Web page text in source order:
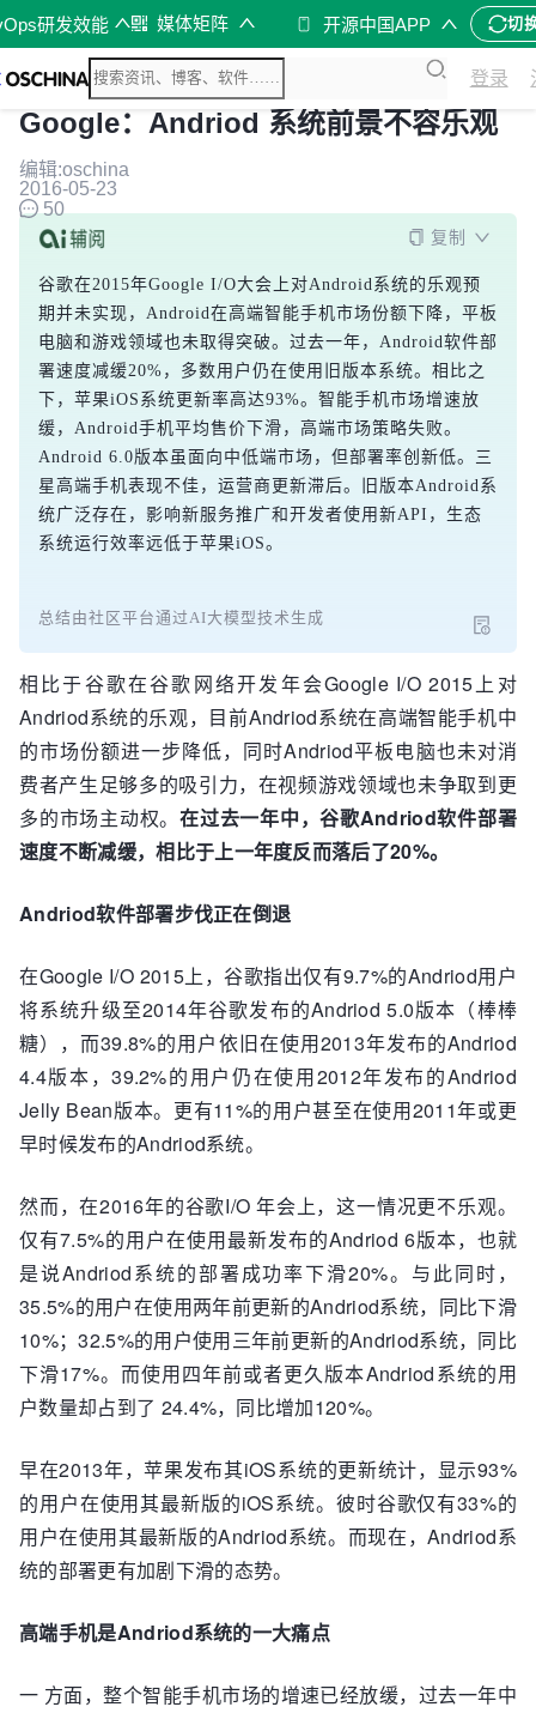
研发效能 媒体矩阵 开源中国APP 切
登录
Google：Andriod 系统前景不容乐观
编辑:oschina
2016-05-23
50
复制
谷歌在2015年Google I/O大会上对Android系统的乐观预
期并未实现，Android在高端智能手机市场份额下降，平板
电脑和游戏领域也未取得突破。过去一年，Android软件部
署速度减缓20%，多数用户仍在使用旧版本系统。相比之
下，苹果iOS系统更新率高达93%。智能手机市场增速放
缓，Android手机平均售价下滑，高端市场策略失败。
Android 6.0版本虽面向中低端市场，但部署率创新低。三
星高端手机表现不佳，运营商更新滞后。旧版本Android系
统广泛存在，影响新服务推广和开发者使用新API，生态
系统运行效率远低于苹果iOS。
总结由社区平台通过AI大模型技术生成
相比于谷歌在谷歌网络开发年会Google I/O 2015上对
Andriod系统的乐观，目前Andriod系统在高端智能手机中
的市场份额进一步降低，同时Andriod平板电脑也未对消
费者产生足够多的吸引力，在视频游戏领域也未争取到更
多的市场主动权。在过去一年中，谷歌Andriod软件部署
速度不断减缓，相比于上一年度反而落后了20%。
Andriod软件部署步伐正在倒退
在Google I/O 2015上，谷歌指出仅有9.7%的Andriod用户
将系统升级至2014年谷歌发布的Andriod 5.0版本（棒棒
糖），而39.8%的用户依旧在使用2013年发布的Andriod
4.4版本，39.2%的用户仍在使用2012年发布的Andriod
Jelly Bean版本。更有11%的用户甚至在使用2011年或更
早时候发布的Andriod系统。
然而，在2016年的谷歌I/O 年会上，这一情况更不乐观。
仅有7.5%的用户在使用最新发布的Andriod 6版本，也就
是说Andriod系统的部署成功率下滑20%。与此同时，
35.5%的用户在使用两年前更新的Andriod系统，同比下滑
10%；32.5%的用户使用三年前更新的Andriod系统，同比
下滑17%。而使用四年前或者更久版本Andriod系统的用
户数量却占到了 24.4%，同比增加120%。
早在2013年，苹果发布其iOS系统的更新统计，显示93%
的用户在使用其最新版的iOS系统。彼时谷歌仅有33%的
用户在使用其最新版的Andriod系统。而现在，Andriod系
统的部署更有加剧下滑的态势。
高端手机是Andriod系统的一大痛点
一 方面，整个智能手机市场的增速已经放缓，过去一年中